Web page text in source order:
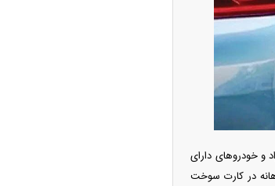
و خودرو‌های دارای
(نرخ سوم) به‌صورت ماهانه در کارت سوخت
/ رانت